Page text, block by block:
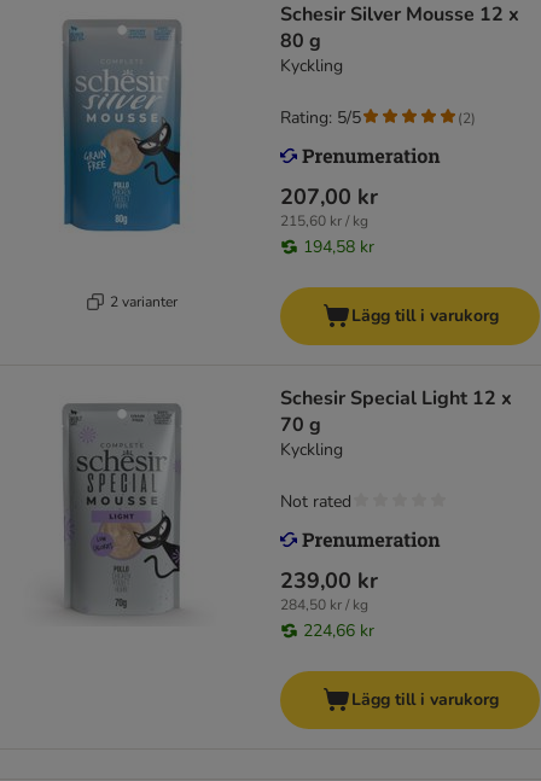
2 varianter
Schesir Silver Mousse 12 x
80 g
Kyckling
207,00 kr
215,60 kr / kg
194,58 kr
Rating: 5/5 (2)
Lägg till i varukorg
Schesir Special Light 12 x
70 g
Kyckling
239,00 kr
284,50 kr / kg
224,66 kr
Not rated
Lägg till i varukorg